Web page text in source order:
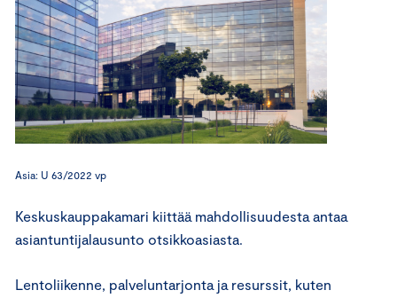
Asia: U 63/2022 vp
Keskuskauppakamari kiittää mahdollisuudesta antaa
asiantuntijalausunto otsikkoasiasta.
Lentoliikenne, palveluntarjonta ja resurssit, kuten